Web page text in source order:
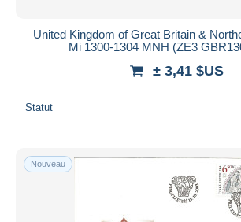
United Kingdom of Great Britain &
Mi 1300-1304 MNH (ZE3
± 3,41 $US
Statut
Nouveau